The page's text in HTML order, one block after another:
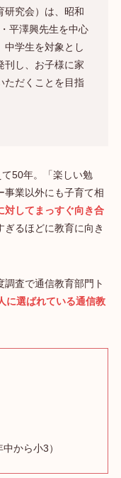
研究会）は、昭和
平澤興先生を中心
中学生を対象とし
刊し、お子様に家
ただくことを目指
50年。「楽しい勉
事業以外にも子育て相
対してまっすぐ向き合
るほどに教育に向き
査で通信教育部門ト
に選ばれている通信教
中から小3）